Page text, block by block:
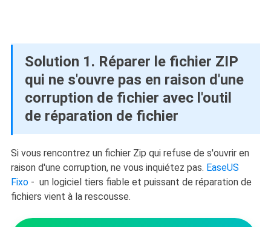
Solution 1. Réparer le fichier ZIP
qui ne s'ouvre pas en raison d'une
corruption de fichier avec l'outil
de réparation de fichier
Si vous rencontrez un fichier Zip qui refuse de s'ouvrir en
raison d'une corruption, ne vous inquiétez pas. EaseUS
Fixo- un logiciel tiers fiable et puissant de réparation de
fichiers vient à la rescousse.